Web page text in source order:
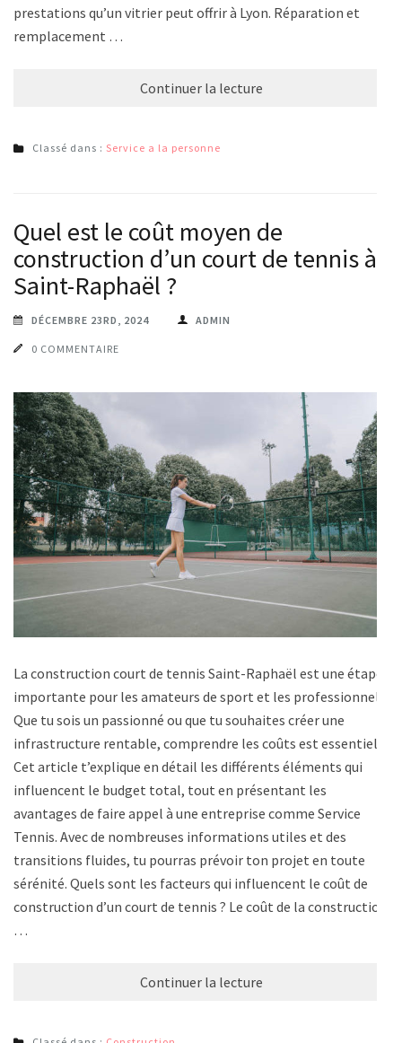
prestations qu’un vitrier peut offrir à Lyon. Réparation et
remplacement …
Continuer la lecture
Classé dans : Service a la personne
Quel est le coût moyen de
construction d’un court de tennis à
Saint-Raphaël ?
DÉCEMBRE 23RD, 2024 ADMIN
0 COMMENTAIRE
La construction court de tennis Saint-Raphaël est une étape
importante pour les amateurs de sport et les professionnels.
Que tu sois un passionné ou que tu souhaites créer une
infrastructure rentable, comprendre les coûts est essentiel.
Cet article t’explique en détail les différents éléments qui
influencent le budget total, tout en présentant les
avantages de faire appel à une entreprise comme Service
Tennis. Avec de nombreuses informations utiles et des
transitions fluides, tu pourras prévoir ton projet en toute
sérénité. Quels sont les facteurs qui influencent le coût de
construction d’un court de tennis ? Le coût de la construction
…
Continuer la lecture